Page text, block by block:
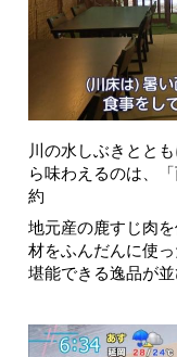
川の水しぶきとと
ら味わえるのは、
約
地元産の鹿すじ肉
材をふんだんに使
堪能できる逸品が並